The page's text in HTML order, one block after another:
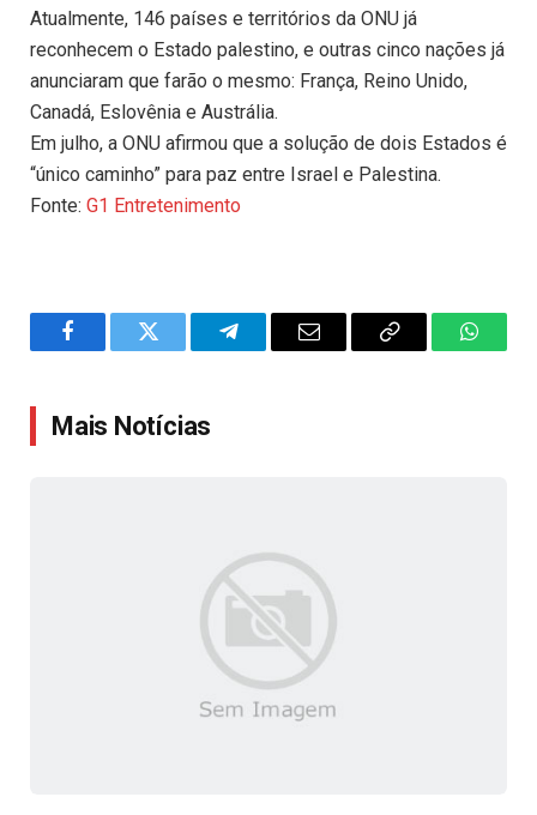
Atualmente, 146 países e territórios da ONU já
reconhecem o Estado palestino, e outras cinco nações já
anunciaram que farão o mesmo: França, Reino Unido,
Canadá, Eslovênia e Austrália.
Em julho, a ONU afirmou que a solução de dois Estados é
“único caminho” para paz entre Israel e Palestina.
Fonte: G1 Entretenimento
FacebookTwitter TelegramEmail
Copy
Mais Notícias